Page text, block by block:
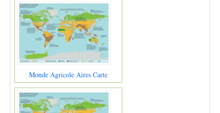
Monde Agricole Aires Carte